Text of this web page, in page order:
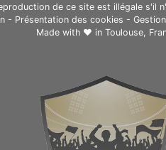
de ce site est illégale s'il
- Présentation des cookies -
Made with ❤ in Toulouse,